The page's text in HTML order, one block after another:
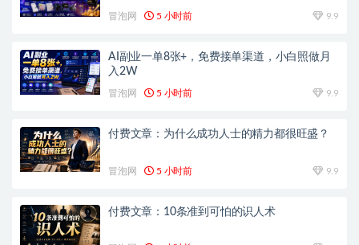
冒泡网 5 小时前 9.9
AI副业一单8张+，免费接单渠道，小白照做月
入2W
冒泡网 5 小时前 9.9
付费文章：为什么成功人士的精力都很旺盛？
冒泡网 5 小时前 9.9
付费文章：10条准到可怕的识人术